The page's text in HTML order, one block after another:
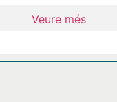
Veure més